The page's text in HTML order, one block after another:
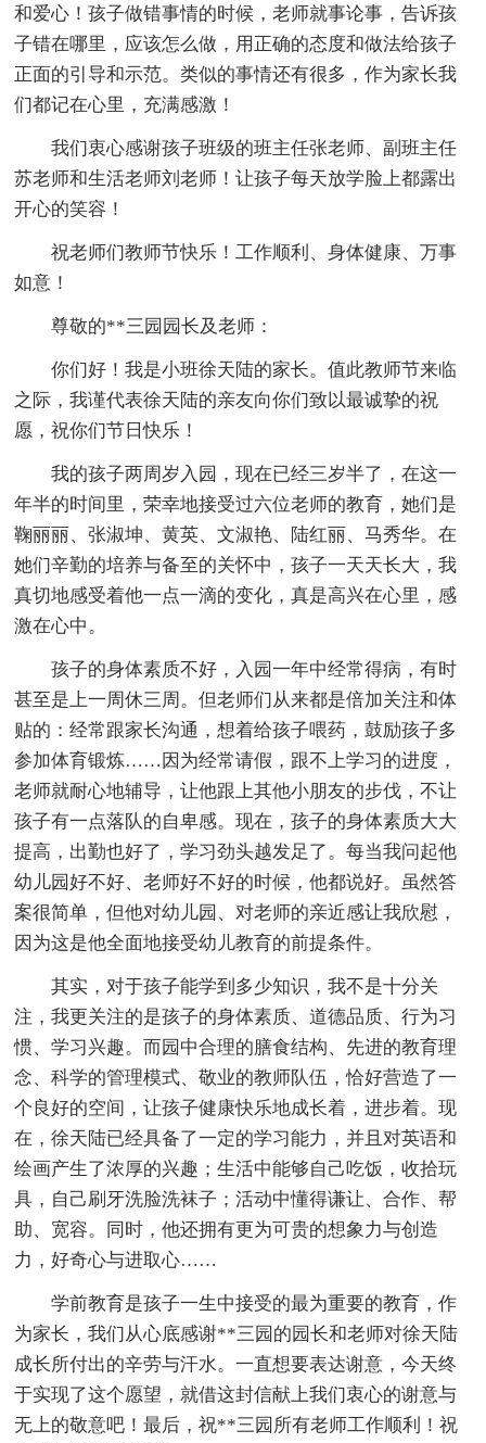
和爱心！孩子做错事情的时候，老师就事论事，告诉孩
子错在哪里，应该怎么做，用正确的态度和做法给孩子
正面的引导和示范。类似的事情还有很多，作为家长我
们都记在心里，充满感激！
我们衷心感谢孩子班级的班主任张老师、副班主任
苏老师和生活老师刘老师！让孩子每天放学脸上都露出
开心的笑容！
祝老师们教师节快乐！工作顺利、身体健康、万事
如意！
尊敬的**三园园长及老师：
你们好！我是小班徐天陆的家长。值此教师节来临
之际，我谨代表徐天陆的亲友向你们致以最诚挚的祝
愿，祝你们节日快乐！
我的孩子两周岁入园，现在已经三岁半了，在这一
年半的时间里，荣幸地接受过六位老师的教育，她们是
鞠丽丽、张淑坤、黄英、文淑艳、陆红丽、马秀华。在
她们辛勤的培养与备至的关怀中，孩子一天天长大，我
真切地感受着他一点一滴的变化，真是高兴在心里，感
激在心中。
孩子的身体素质不好，入园一年中经常得病，有时
甚至是上一周休三周。但老师们从来都是倍加关注和体
贴的：经常跟家长沟通，想着给孩子喂药，鼓励孩子多
参加体育锻炼……因为经常请假，跟不上学习的进度，
老师就耐心地辅导，让他跟上其他小朋友的步伐，不让
孩子有一点落队的自卑感。现在，孩子的身体素质大大
提高，出勤也好了，学习劲头越发足了。每当我问起他
幼儿园好不好、老师好不好的时候，他都说好。虽然答
案很简单，但他对幼儿园、对老师的亲近感让我欣慰，
因为这是他全面地接受幼儿教育的前提条件。
其实，对于孩子能学到多少知识，我不是十分关
注，我更关注的是孩子的身体素质、道德品质、行为习
惯、学习兴趣。而园中合理的膳食结构、先进的教育理
念、科学的管理模式、敬业的教师队伍，恰好营造了一
个良好的空间，让孩子健康快乐地成长着，进步着。现
在，徐天陆已经具备了一定的学习能力，并且对英语和
绘画产生了浓厚的兴趣；生活中能够自己吃饭，收拾玩
具，自己刷牙洗脸洗袜子；活动中懂得谦让、合作、帮
助、宽容。同时，他还拥有更为可贵的想象力与创造
力，好奇心与进取心……
学前教育是孩子一生中接受的最为重要的教育，作
为家长，我们从心底感谢**三园的园长和老师对徐天陆
成长所付出的辛劳与汗水。一直想要表达谢意，今天终
于实现了这个愿望，就借这封信献上我们衷心的谢意与
无上的敬意吧！最后，祝**三园所有老师工作顺利！祝